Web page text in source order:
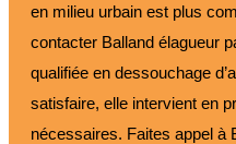
en milieu urbain est plus
contacter Balland élagueur
qualifiée en dessouchage
satisfaire, elle intervient en
nécessaires. Faites appel à